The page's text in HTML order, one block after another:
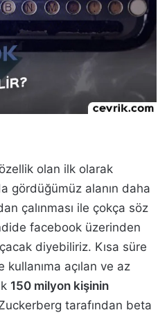
olan ilk olarak
gördüğümüz alanın daha
çalınması ile çokça söz
facebook üzerinden
diyebiliriz. Kısa süre
açılan ve az
150 milyon kişinin
tarafından beta